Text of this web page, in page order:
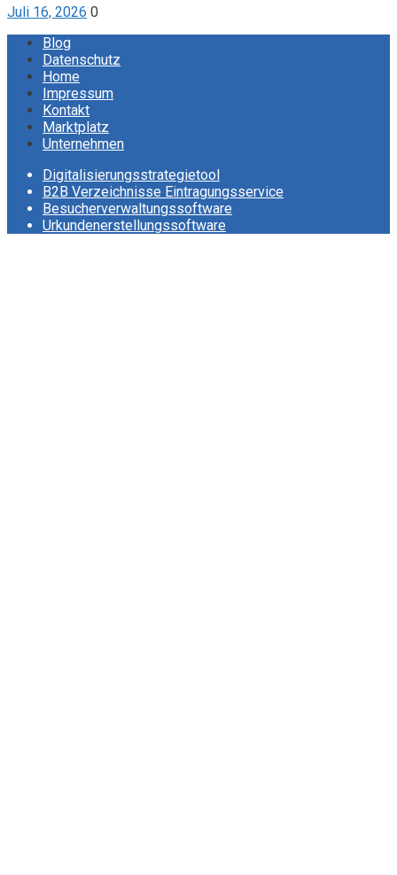
Juli 16, 2026 0
Blog
Datenschutz
Home
Impressum
Kontakt
Marktplatz
Unternehmen
Digitalisierungsstrategietool
B2B Verzeichnisse Eintragungsservice
Besucherverwaltungssoftware
Urkundenerstellungssoftware